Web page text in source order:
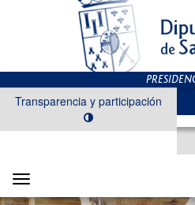
Transparencia y participación
Toggle
navigation